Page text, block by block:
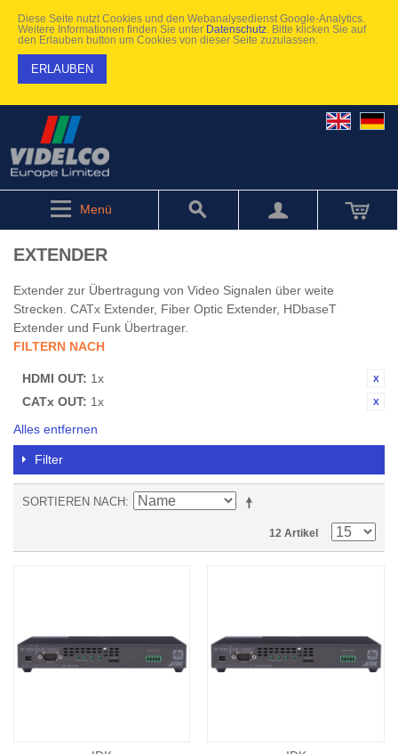
Diese Seite nutzt Cookies und den Webanalysedienst Google-Analytics.
Weitere Informationen finden Sie unter Datenschutz . Bitte klicken Sie auf
den Erlauben button um Cookies von dieser Seite zuzulassen.
ERLAUBEN
Menü
EXTENDER
Extender zur Übertragung von Video Signalen über weite
Strecken. CATx Extender, Fiber Optic Extender, HDbaseT
Extender und Funk Übertrager.
FILTERN NACH
HDMI OUT: 1x
CATx OUT: 1x
Alles entfernen
Filter
SORTIEREN NACH
12 Artikel